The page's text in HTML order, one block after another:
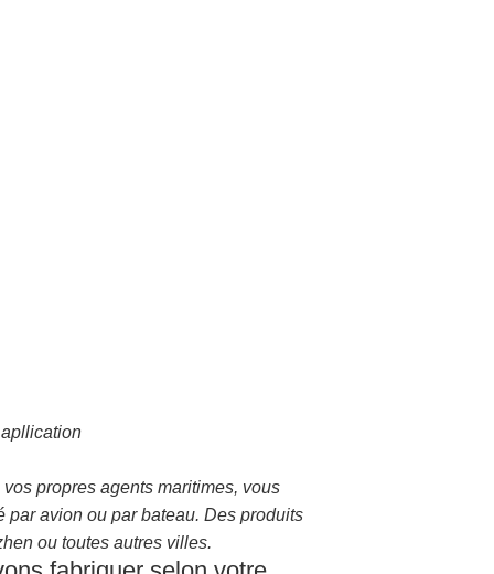
propres agents maritimes, vous
avion ou par bateau. Des produits
ou toutes autres villes.